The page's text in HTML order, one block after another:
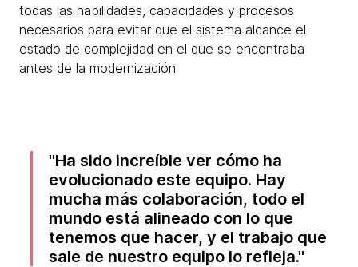
todas las habilidades, capacidades y procesos
necesarios para evitar que el sistema alcance el
estado de complejidad en el que se encontraba
antes de la modernización.
Ha sido increíble ver cómo ha
evolucionado este equipo. Hay
mucha más colaboración, todo el
mundo está alineado con lo que
tenemos que hacer, y el trabajo que
sale de nuestro equipo lo refleja.